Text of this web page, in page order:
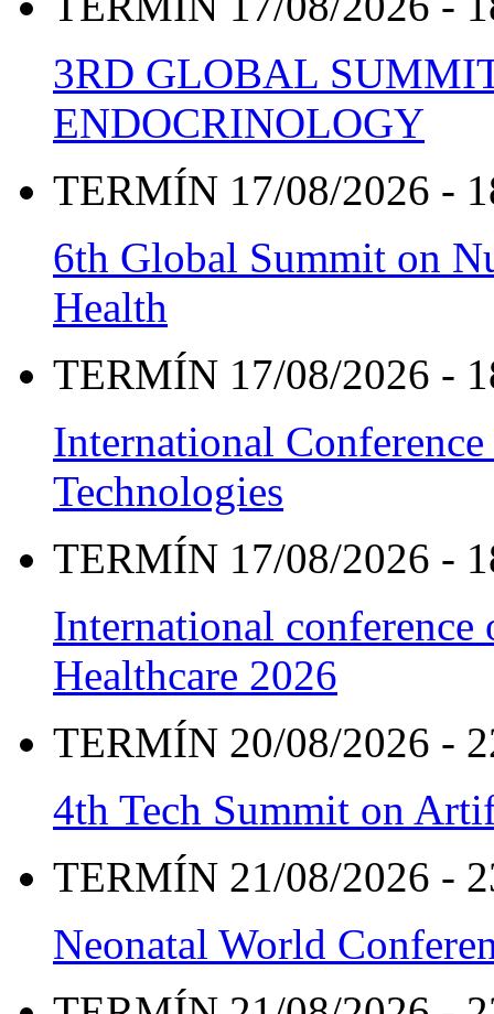
3RD GLOBAL
ENDOCRINOLOGY
TERMÍN 17/08/2026 -
6th Global Summit on
Health
TERMÍN 17/08/2026 -
International
Technologies
TERMÍN 17/08/2026 -
International
Healthcare 2026
TERMÍN 20/08/2026 -
4th Tech Summit on
TERMÍN 21/08/2026 -
Neonatal World